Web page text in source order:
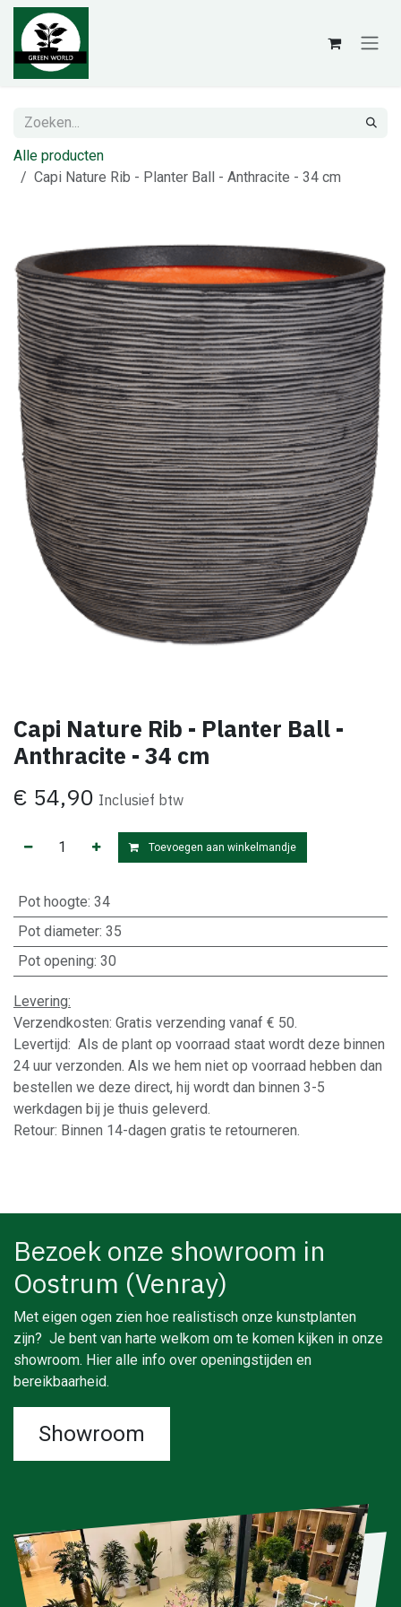
Overslaan naar inhoud
Alle producten
Capi Nature Rib - Planter Ball - Anthracite - 34 cm
Capi Nature Rib - Planter Ball -
Anthracite - 34 cm
€ 54,90 Inclusief btw
Toevoegen aan winkelmandje
Pot hoogte: 34
Pot diameter: 35
Pot opening: 30
Levering:
Verzendkosten: Gratis verzending vanaf € 50.
Levertijd: Als de plant op voorraad staat wordt deze binnen
24 uur verzonden. Als we hem niet op voorraad hebben dan
bestellen we deze direct, hij wordt dan binnen 3-5
werkdagen bij je thuis geleverd.
Retour: Binnen 14-dagen gratis te retourneren.
Bezoek onze showroom in
Oostrum (Venray)
Met eigen ogen zien hoe realistisch onze kunstplanten
zijn? Je bent van harte welkom om te komen kijken in onze
showroom. Hier alle info over openingstijden en
bereikbaarheid.
Showroom